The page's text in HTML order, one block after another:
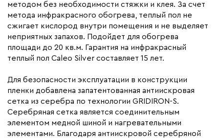
Ширина (мм) 500
Толщина (мм) 0,34
Длина установочного провода, м
Страна производства
Срок службы(год)
Вес (кг)
Коллекция Caleo silver
Caleo
методом без необходимости стяжки и клея. За счет
метода инфракрасного обогрева, теплый пол не
сжигает кислород внутри помещения и не выделяет
неприятных запахов. Подойдет для обогрева
площади до 20 кв.м. Гарантия на инфракрасный
теплый пол Caleo Silver составляет 15 лет.
Для безопасности эксплуатации в конструкции
пленки добавлена запатентованная антиискровая
сетка из серебра по технологии GRIDIRON-S.
Серебряная сетка является соединительным
элементом медной шиной и нагревательными
элементами. Благодаря антиискровой серебряной